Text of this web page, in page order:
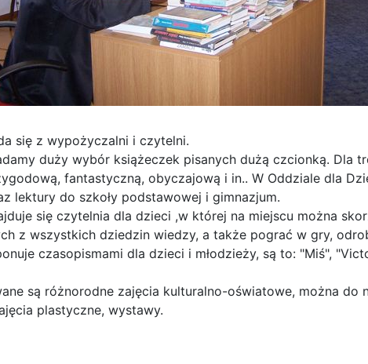
się z wypożyczalni i czytelni.
duży wybór książeczek pisanych dużą czcionką. Dla
fantastyczną, obyczajową i in.. W Oddziale dla
lektury do szkoły podstawowej i gimnazjum.
się czytelnia dla dzieci ,w której na miejscu można
z wszystkich dziedzin wiedzy, a także pograć w gry,
czasopismami dla dzieci i młodzieży, są to: "Miś",
są różnorodne zajęcia kulturalno-oświatowe, można do
plastyczne, wystawy.